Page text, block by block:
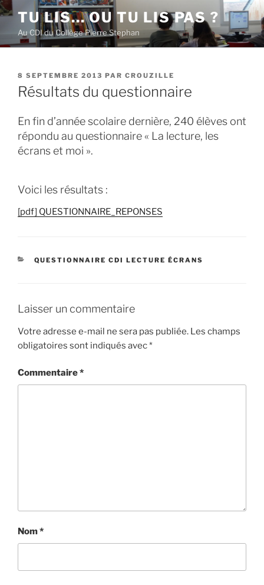
Aller
contenu
principal
TU LIS… OU TU LIS PAS ?
Au CDI du Collège Pierre Stephan
PUBLIÉ
LE
8 SEPTEMBRE 2013 PAR CROUZILLE
Résultats du questionnaire
En fin d’année scolaire dernière, 240 élèves ont
répondu au questionnaire « La lecture, les
écrans et moi ».
Voici les résultats :
[pdf] QUESTIONNAIRE_REPONSES
CATÉGORIES
QUESTIONNAIRE CDI LECTURE ÉCRANS
Laisser un commentaire
Votre adresse e-mail ne sera pas publiée. Les champs
obligatoires sont indiqués avec*
Commentaire*
Nom*